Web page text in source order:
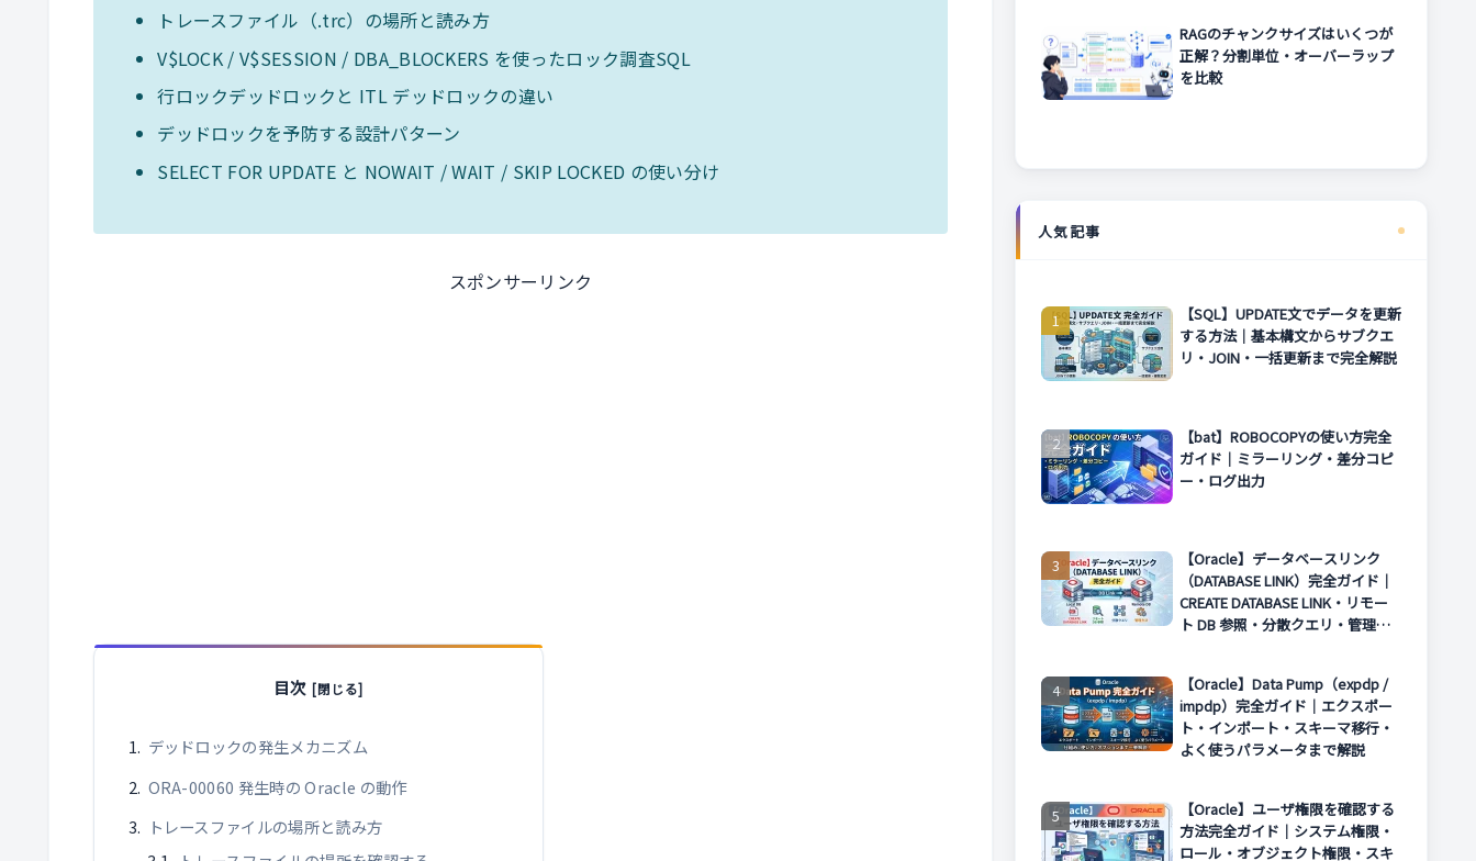
トレースファイル（.trc）の場所と読み方
V$LOCK / V$SESSION / DBA_BLOCKERS を使ったロック調査SQL
行ロックデッドロックと ITL デッドロックの違い
デッドロックを予防する設計パターン
SELECT FOR UPDATE と NOWAIT / WAIT / SKIP LOCKED の使い分け
スポンサーリンク
目次
デッドロックの発生メカニズム
ORA-00060 発生時の Oracle の動作
トレースファイルの場所と読み方
RAGのチャンクサイズはいくつが
正解？分割単位・オーバーラップ
を比較
人気記事
【SQL】UPDATE文でデータを更新
する方法｜基本構文からサブクエ
リ・JOIN・一括更新まで完全解説
【bat】ROBOCOPYの使い方完全
ガイド｜ミラーリング・差分コピ
ー・ログ出力
【Oracle】データベースリンク
（DATABASE LINK）完全ガイド｜
CREATE DATABASE LINK・リモー
ト DB 参照・分散クエリ・管理方
【Oracle】Data Pump（expdp /
impdp）完全ガイド｜エクスポー
ト・インポート・スキーマ移行・
よく使うパラメータまで解説
【Oracle】ユーザ権限を確認する
方法完全ガイド｜システム権限・
ロール・オブジェクト権限・スキ